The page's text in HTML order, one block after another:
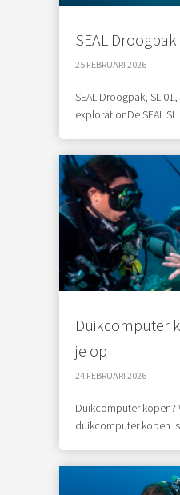
SEAL Droogpak
25 FEBRUARI 2026
SEAL Droogpak, SL-
explorationDe SEAL
Duikcomputer
je op
24 FEBRUARI 2026
Duikcomputer kopen?
duikcomputer kopen